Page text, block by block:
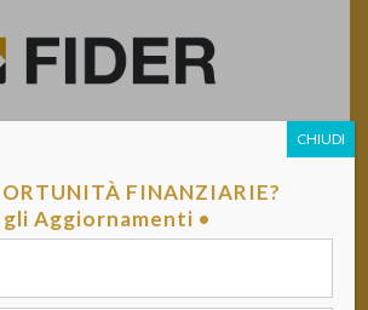
VITO BANCO IL 16 MARZO 2022 -
FINANZIARIE?
Aggiornamenti •
CHIUDI